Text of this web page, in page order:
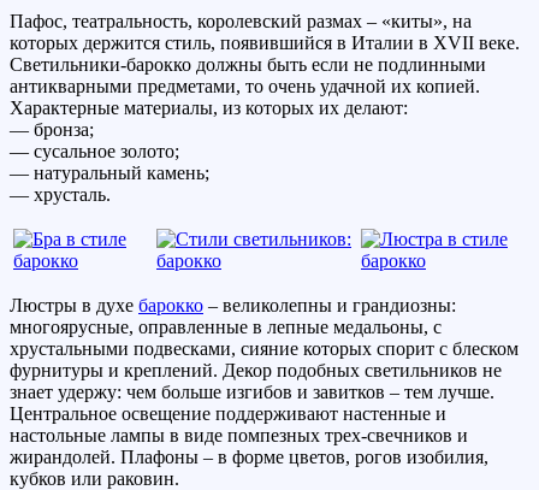
Пафос, театральность, королевский размах – «киты», на
которых держится стиль, появившийся в Италии в XVII веке.
Светильники-барокко должны быть если не подлинными
антикварными предметами, то очень удачной их копией.
Характерные материалы, из которых их делают:
— бронза;
— сусальное золото;
— натуральный камень;
— хрусталь.
Люстры в духе барокко – великолепны и грандиозны:
многоярусные, оправленные в лепные медальоны, с
хрустальными подвесками, сияние которых спорит с блеском
фурнитуры и креплений. Декор подобных светильников не
знает удержу: чем больше изгибов и завитков – тем лучше.
Центральное освещение поддерживают настенные и
настольные лампы в виде помпезных трех-свечников и
жирандолей. Плафоны – в форме цветов, рогов изобилия,
кубков или раковин.